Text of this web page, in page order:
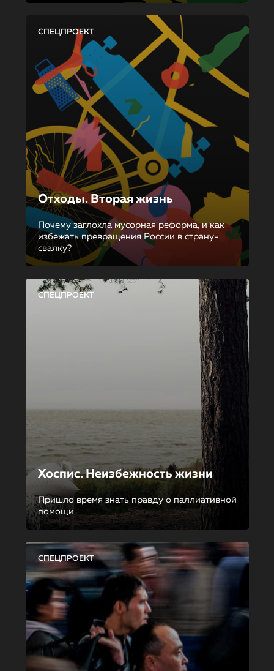
СПЕЦПРОЕКТ
Отходы. Вторая жизнь
Почему заглохла мусорная реформа, и как
избежать превращения России в страну-
свалку?
СПЕЦПРОЕКТ
Хоспис. Неизбежность жизни
Пришло время знать правду о паллиативной
помощи
СПЕЦПРОЕКТ